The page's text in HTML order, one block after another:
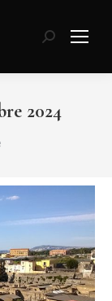
Cerca:
2024